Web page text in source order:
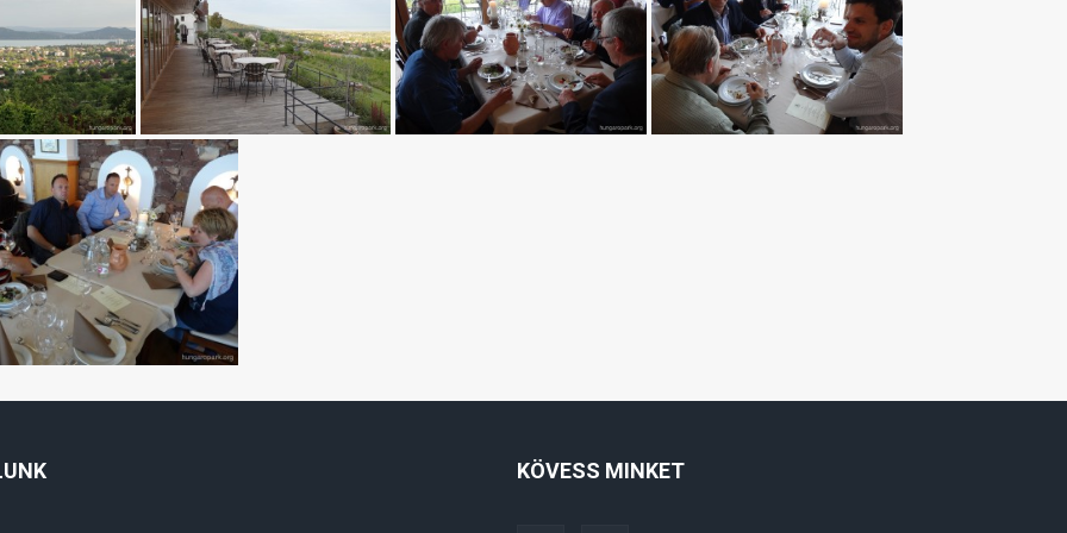
KÖVESS MINKET